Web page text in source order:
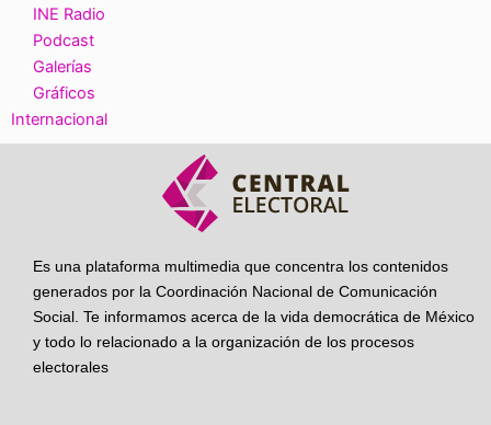
INE Radio
Podcast
Galerías
Gráficos
Internacional
Es una plataforma multimedia que concentra los contenidos
generados por la Coordinación Nacional de Comunicación
Social. Te informamos acerca de la vida democrática de México
y todo lo relacionado a la organización de los procesos
electorales